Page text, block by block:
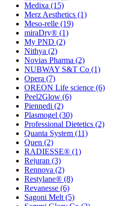
Medixa (15)
Merz Aesthetics (1)
Meso-relle (19)
miraDry® (1)
My PND (2)
Nithya (2)
Novias Pharma (2)
NUBWAY S&T Co (1)
Opera (7)
OREON Life science (6)
Peel2Glow (6)
Piennedi (2)
Plasmogel (30)
Professional Dietetics (2)
Quanta System (11)
Quen (2)
RADIESSE® (1)
Rejuran (3)
Rennova (2)
Restylane® (8)
Revanesse (6)
Sagoni Melt (5)